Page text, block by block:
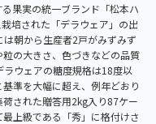
果実の統一ブランド「松本ハ
培された「デラウェア」の出
朝から生産者2戸がみずみず
の大きさ、色づきなどの品質
ウェアの糖度規格は18度以
準を大幅に超え、例年どおり
された贈答用2kg入り87ケー
上級である「秀」に格付けさ